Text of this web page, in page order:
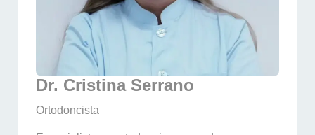
Dr. Cristina Serrano
Ortodoncista